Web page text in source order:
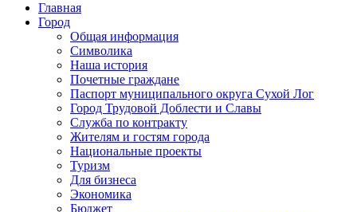
Главная
Город
Общая информация
Символика
Наша история
Почетные граждане
Паспорт муниципального округа Сухой Лог
Город Трудовой Доблести и Славы
Служба по контракту
Жителям и гостям города
Национальные проекты
Туризм
Для бизнеса
Экономика
Бюджет